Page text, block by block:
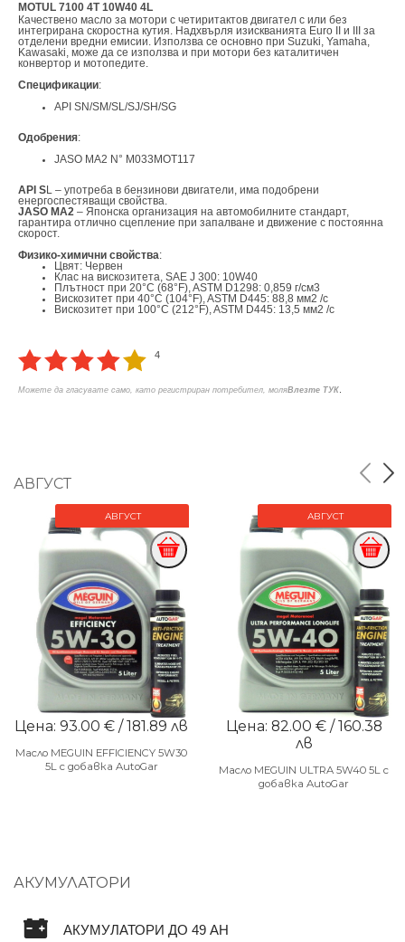
MOTUL 7100 4T 10W40 4L
Качествено масло за мотори с четиритактов двигател с или без
интегрирана скоростна кутия. Надхвърля изискванията Euro II и III за
отделени вредни емисии. Използва се основно при Suzuki, Yamaha,
Kawasaki, може да се използва и при мотори без каталитичен
конвертор и мотопедите.
Спецификации:
API SN/SM/SL/SJ/SH/SG
Одобрения:
JASO MA2 N° M033MOT117
API S L – употреба в бензинови двигатели, има подобрени
енергоспестяващи свойства.
JASO MA2 – Японска организация на автомобилните стандарт,
гарантира отлично сцепление при запалване и движение с постоянна
скорост.
Физико-химични свойства:
Цвят: Червен
Клас на вискозитета, SAE J 300: 10W40
Плътност при 20°C (68°F), ASTM D1298: 0,859 г/см3
Вискозитет при 40°C (104°F), ASTM D445: 88,8 мм2 /с
Вискозитет при 100°C (212°F), ASTM D445: 13,5 мм2 /с
4
Можете да гласувате само, като регистриран потребител, моляВлезте ТУК
АВГУСТ
АВГУСТ
Цена: 93.00 € / 181.89 лв
Масло MEGUIN EFFICIENCY 5W30
5L с добавка AutoGar
АВГУСТ
Цена: 82.00 € / 160.38
лв
Масло MEGUIN ULTRA 5W40 5L с
добавка AutoGar
АКУМУЛАТОРИ
АКУМУЛАТОРИ ДО 49 AH